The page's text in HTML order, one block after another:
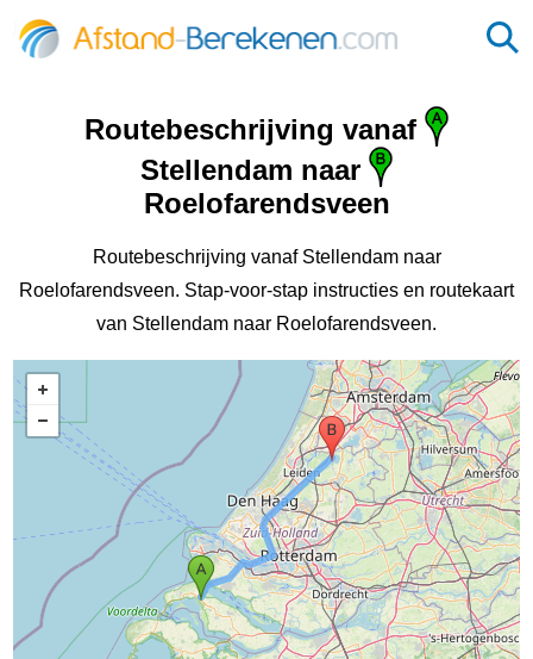
Routebeschrijving vanaf
Stellendam naar
Roelofarendsveen
Routebeschrijving vanaf Stellendam naar
Roelofarendsveen. Stap-voor-stap instructies en routekaart
van Stellendam naar Roelofarendsveen.